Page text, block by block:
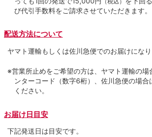
（税込）
び代引手数料をご請求させていただきます。
配送方法について
ヤマト運輸もしくは佐川急便でのお届けになり
※営業所止めをご希望の方は、ヤマト運輸の場
ンターコード（数字6桁）、佐川急便の場合
ください。
お届け日目安
下記発送日は目安です。